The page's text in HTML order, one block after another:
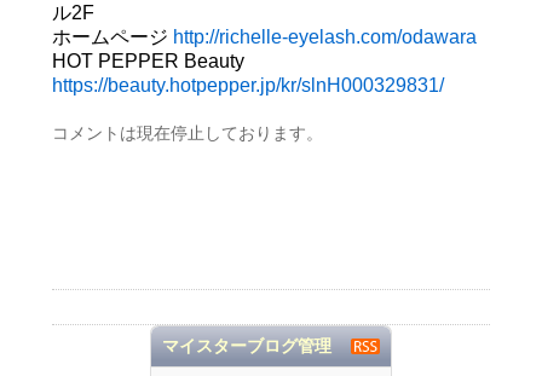
ル2F
ホームページ http://richelle-eyelash.com/odawara
HOT PEPPER Beauty
https://beauty.hotpepper.jp/kr/slnH000329831/
コメントは現在停止しております。
マイスターブログ管理